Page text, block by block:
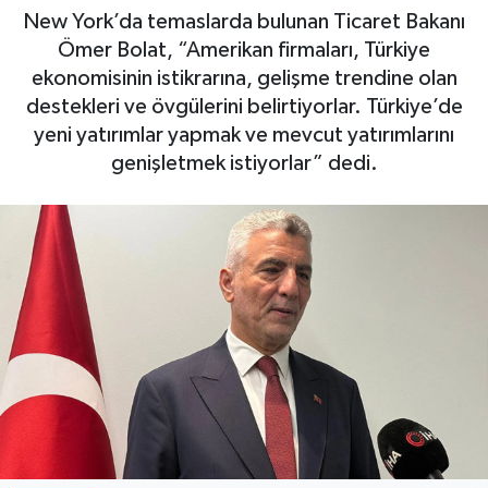
New York’da temaslarda bulunan Ticaret Bakanı
Ömer Bolat, “Amerikan firmaları, Türkiye
ekonomisinin istikrarına, gelişme trendine olan
destekleri ve övgülerini belirtiyorlar. Türkiye’de
yeni yatırımlar yapmak ve mevcut yatırımlarını
genişletmek istiyorlar” dedi.
Asayiş
Magazin
Gayrimenkul
Eğitim